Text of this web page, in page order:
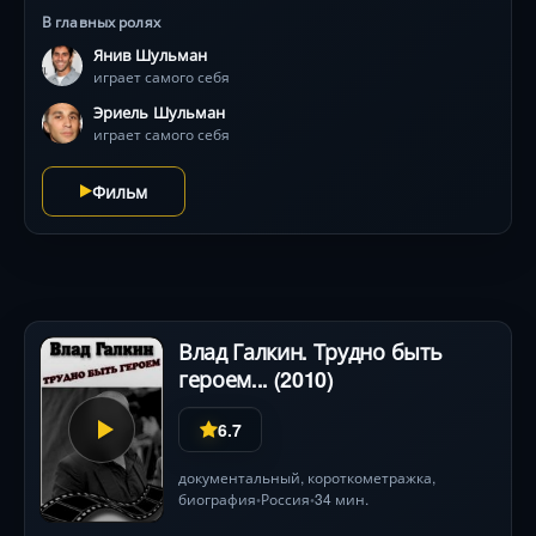
В главных ролях
Янив Шульман
играет самого себя
Эриель Шульман
играет самого себя
Фильм
Влад Галкин. Трудно быть
героем... (2010)
6.7
документальный, короткометражка,
биография•Россия•34 мин.